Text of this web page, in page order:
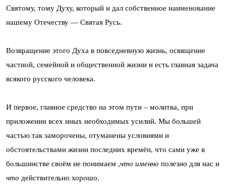
Святому, тому Духу, который и дал собственное наименование
нашему Отечеству — Святая Русь.
Возвращение этого Духа в повседневную жизнь, освящение
частной, семейной и общественной жизни и есть главная задача
всякого русского человека.
И первое, главное средство на этом пути – молитва, при
приложении всех иных необходимых усилий. Мы большей
частью так заморочены, отуманены условиями и
обстоятельствами жизни последних времён, что сами уже в
большинстве своём не понимаем ,что именно полезно для нас и
что действительно хорошо.